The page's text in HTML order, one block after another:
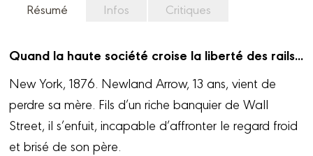
Résumé Infos Critiques
Quand la haute société croise la liberté des rails...
New York, 1876. Newland Arrow, 13 ans, vient de
perdre sa mère. Fils d’un riche banquier de Wall
Street, il s’enfuit, incapable d’affronter le regard froid
et brisé de son père.